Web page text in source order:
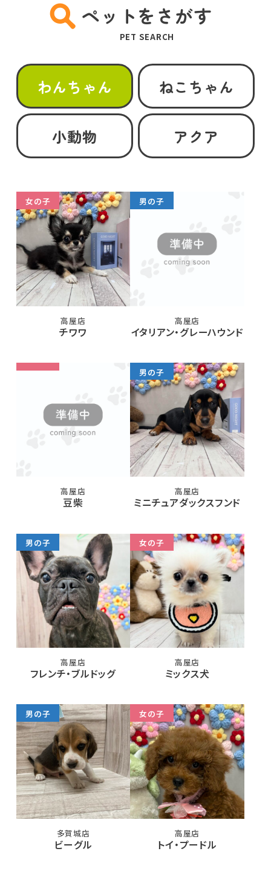
ペットをさがす
PET SEARCH
わんちゃん ねこちゃん
小動物 アクア
女の子
高屋店
チワワ
男の子
高屋店
イタリアン・グレーハウンド
高屋店
豆柴
男の子
高屋店
ミニチュアダックスフンド
男の子
高屋店
フレンチ・ブルドッグ
女の子
高屋店
ミックス犬
男の子
多賀城店
ビーグル
女の子
高屋店
トイ・プードル